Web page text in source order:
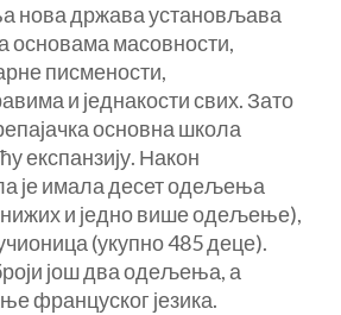
нова држава установљава
основама масовности,
писмености,
и једнакости свих. Зато
основна школа
експанзију. Након
је имала десет одељења
и једно више одељење),
(укупно 485 деце).
још два одељења, а
француског језика.